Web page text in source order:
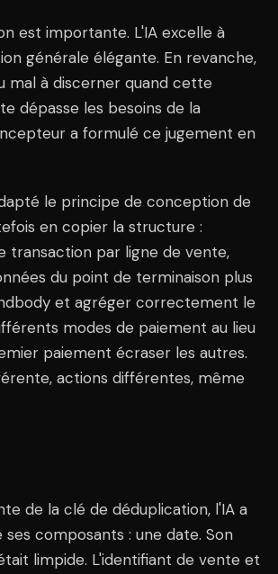
est importante. L'IA excelle à
générale élégante. En revanche,
mal à discerner quand cette
dépasse les besoins de la
a formulé ce jugement en
le principe de conception de
en copier la structure :
transaction par ligne de vente,
du point de terminaison plus
et agréger correctement le
modes de paiement au lieu
paiement écraser les autres.
actions différentes, même
de la clé de déduplication, l'IA a
ses composants : une date. Son
limpide. L'identifiant de vente et